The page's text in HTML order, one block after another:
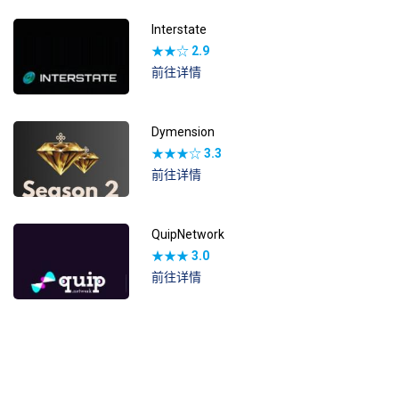
Interstate
★★☆ 2.9
前往详情
Dymension
★★★☆3.3
前往详情
QuipNetwork
★★★3.0
前往详情